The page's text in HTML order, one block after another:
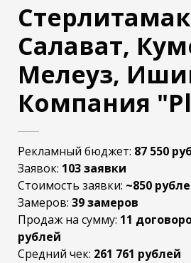
Салават,
Мелеуз,
Компания
Рекламный бюджет: 87 550
Заявок: 103 заявки
Стоимость заявки: ~850
Замеров: 39 замеров
Продаж на сумму: 11
рублей
Средний чек: 261 761 рублей